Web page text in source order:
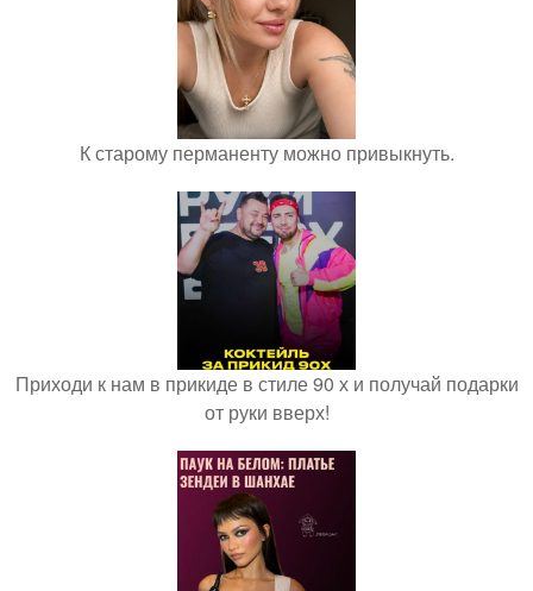
К старому перманенту можно привыкнуть.
Приходи к нам в прикиде в стиле 90 х и получай подарки
от руки вверх!